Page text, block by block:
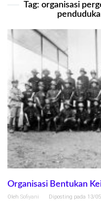
Tag: organisasi
Organisasi Bentukan
Oleh Sofiyani Diposting pada 13/